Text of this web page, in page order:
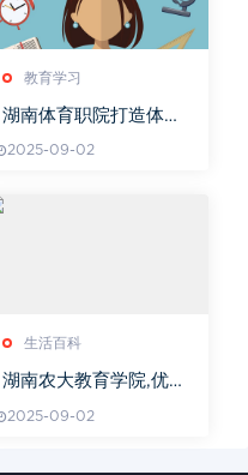
教育学习
湖南体育职院打造体育
2025-09-02
生活百科
湖南农大教育学院,优质
与成果解析
2025-09-02